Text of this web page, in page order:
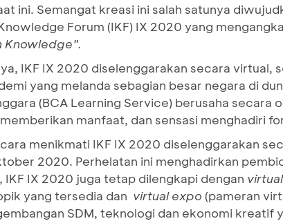
ini. Semangat kreasi ini salah satunya
Forum (IKF) IX 2020 yang
IKF IX 2020 diselenggarakan secara virtual,
yang melanda sebagian besar negara di
(BCA Learning Service) berusaha secara
manfaat, dan sensasi menghadiri
menikmati IKF IX 2020 diselenggarakan
2020. Perhelatan ini menghadirkan
IKF IX 2020 juga tetap dilengkapi dengan
yang tersedia dan virtual expo (pameran
SDM, teknologi dan ekonomi kreatif